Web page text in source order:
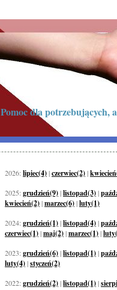
Pomoc dla potrzebujących,
2026:lipiec(4)|czerwiec(2)|
2025:grudzień(9)|listopad(3)|
kwiecień(2)|marzec(6)|luty(1)
2024:grudzień(1)|listopad(4)|
czerwiec(1)|maj(2)|marzec(1)|
2023:grudzień(6)|listopad(1)|
luty(4)|styczeń(2)
2022:grudzień(2)|listopad(1)|